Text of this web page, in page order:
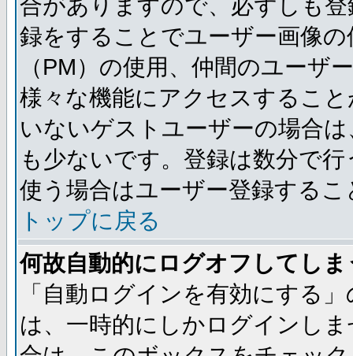
合がありますので、必ずしも
録をすることでユーザー画像
（PM）の使用、仲間のユーザ
様々な機能にアクセスするこ
いないゲストユーザーの場合
も少ないです。登録は数分で
使う場合はユーザー登録する
トップに戻る
何故自動的にログオフしてし
「自動ログインを有効にする
は、一時的にしかログインし